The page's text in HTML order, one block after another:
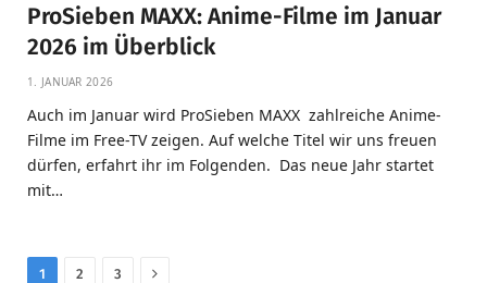
ProSieben MAXX: Anime-Filme im Januar
2026 im Überblick
1. JANUAR 2026
Auch im Januar wird ProSieben MAXX zahlreiche Anime-
Filme im Free-TV zeigen. Auf welche Titel wir uns freuen
dürfen, erfahrt ihr im Folgenden. Das neue Jahr startet
mit…
1 2 3 Next